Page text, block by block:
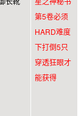
第5卷必须
HARD难度
下打倒5只
穿透狂眼才
能获得